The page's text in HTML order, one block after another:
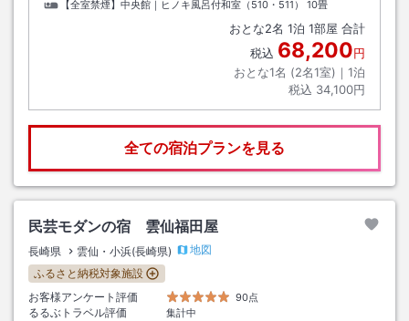
【全室禁煙】中央館｜ヒノキ風呂付和室（510・511） 10畳
おとな2名 1泊 1部屋 合計
税込 68,200円
おとな1名 (2名1室)｜ 1泊
税込 34,100円
全ての宿泊プランを見る
民芸モダンの宿 雲仙福田屋
長崎県 雲仙・小浜(長崎県)
地図
ふるさと納税対象施設
お客様アンケート評価
90点
るるぶトラベル評価
集計中